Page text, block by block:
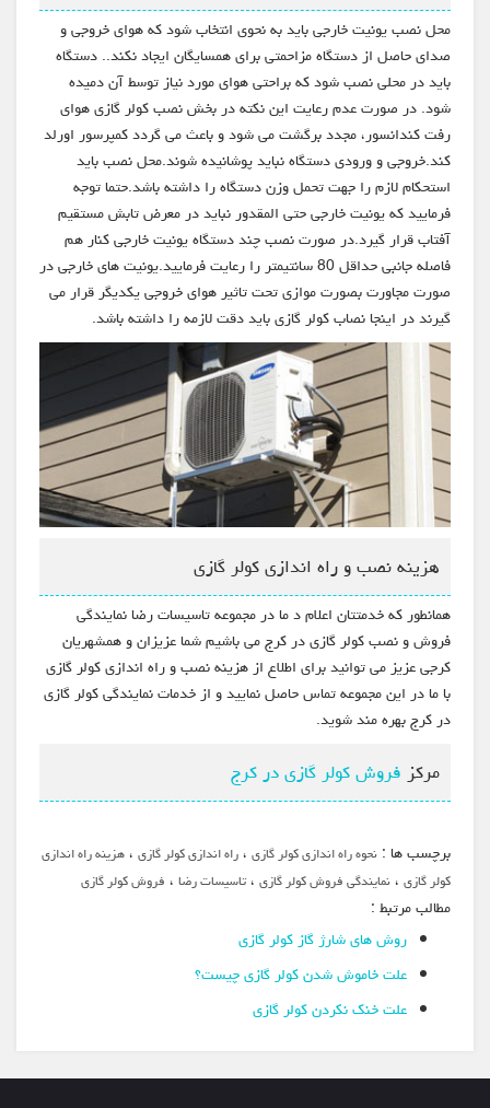
محل نصب یونیت خارجی باید به نحوی انتخاب شود که هوای خروجی و
صدای حاصل از دستگاه مزاحمتی برای همسایگان ایجاد نکند.. دستگاه
باید در محلی نصب شود که براحتی هوای مورد نیاز توسط آن دمیده
شود. در صورت عدم رعایت این نکته در بخش نصب کولر گازی هوای
رفت کندانسور، مجدد برگشت می شود و باعث می گردد کمپرسور اورلد
کند.خروجی و ورودی دستگاه نباید پوشانیده شوند.محل نصب باید
استحکام لازم را جهت تحمل وزن دستگاه را داشته باشد.حتما توجه
فرمایید که یونیت خارجی حتی المقدور نباید در معرض تابش مستقیم
آفتاب قرار گیرد.در صورت نصب چند دستگاه یونیت خارجی کنار هم
فاصله جانبی حداقل 80 سانتیمتر را رعایت فرمایید.یونیت های خارجی در
صورت مجاورت بصورت موازی تحت تاثیر هوای خروجی یکدیگر قرار می
گیرند در اینجا نصاب کولر گازی باید دقت لازمه را داشته باشد.
هزینه نصب و راه اندازی کولر گازی
همانطور که خدمتتان اعلام د ما در مجموعه تاسیسات رضا نمایندگی
فروش و نصب کولر گازی در کرج می باشیم شما عزیزان و همشهریان
کرجی عزیز می توانید برای اطلاع از هزینه نصب و راه اندازی کولر گازی
با ما در این مجموعه تماس حاصل نمایید و از خدمات نمایندگی کولر گازی
در کرج بهره مند شوید.
مرکز فروش کولر گازی در کرج
برچسب ها : نحوه راه اندازی کولر گازی،راه اندازی کولر گازی،هزینه راه اندازی
کولر گازی،نمایندگی فروش کولر گازی،تاسیسات رضا، فروش کولر گازی
مطالب مرتبط :
روش های شارژ گاز کولر گازی
علت خاموش شدن کولر گازی چیست؟
علت خنک نکردن کولر گازی